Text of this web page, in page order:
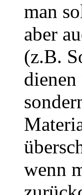
man
aber
(z.B.
wenn